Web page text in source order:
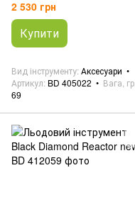
2 530 грн
Купити
Вид інструменту Аксесуари
Артикул BD 405022
Вага, гр.
69